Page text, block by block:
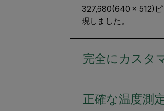
327,680(640 x 512)ピ
現しました。
完全にカスタ
正確な温度測